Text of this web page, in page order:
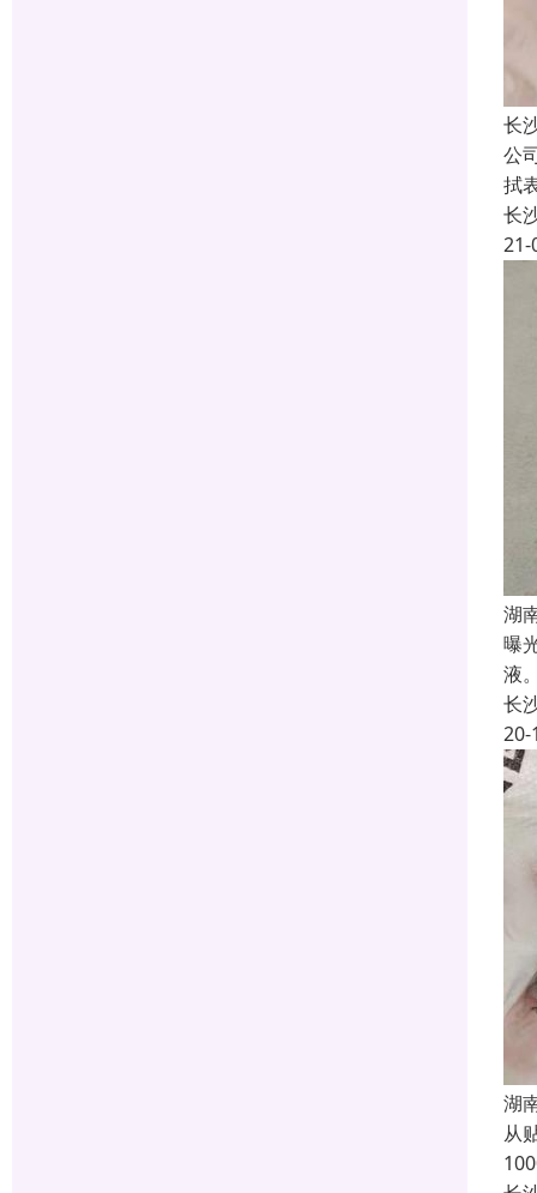
长
公
拭
长
21-
湖
曝
液
长
20-
湖
从